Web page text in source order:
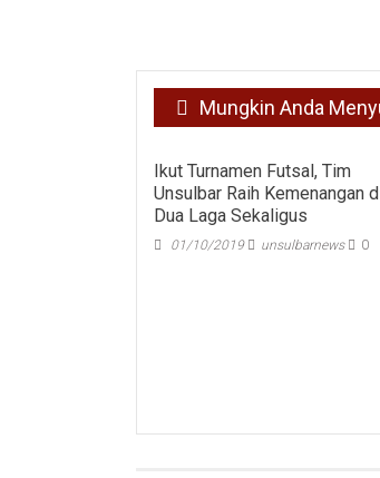
Mungkin Anda
Ikut Turnamen Futsal, Tim
Unsulbar Raih Kemenangan
Dua Laga Sekaligus
01/10/2019 unsulbarnews 0